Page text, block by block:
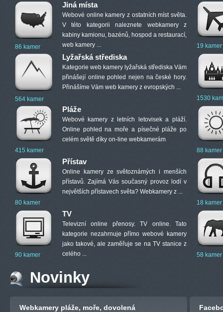
86 kamer
Jiná místa
Webové online kamery z ostatních míst světa.
V této kategorii naleznete webkamery z
kabiny kamionu, bazénů, hospod a restaurací,
web kamery ...
19 kamer
564 kamer
Lyžařská střediska
Kategorie web kamery lyžařská střediska Vám
přinášejí online pohled nejen na české hory.
Přinášíme Vám web kamery z evropských ...
1530
415 kamer
Pláže
Webové kamery z letních letovisek a pláží.
Online pohled na moře a písečné pláže po
celém světě díky on-line webkamerám
88 kamer
80 kamer
Přístav
Online kamery ze světoznámých i menších
přístavů. Zajímá Vás současný provoz lodí v
největších přístavech světa? Webkamery z ...
18 kamer
90 kamer
TV
Televizní online přenosy. TV online. Tato
kategorie nezahrnuje přímo webové kamery
jako takové, ale zaměřuje se na TV stanice z
celého ...
58 kamer
Novinky
Webkamery pláže, moře, dovolená